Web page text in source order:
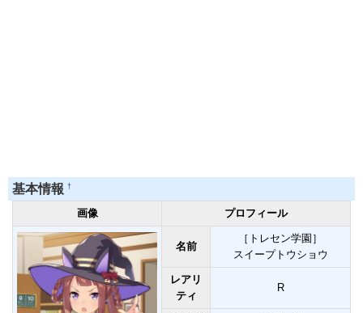
基本情報 †
画像 プロフィール
名前
［トレセン学園］
スイープトウショウ
レアリ
ティ
R